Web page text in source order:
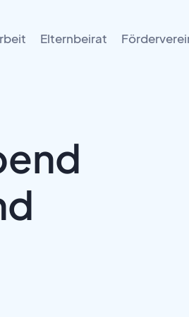
Elternbeirat